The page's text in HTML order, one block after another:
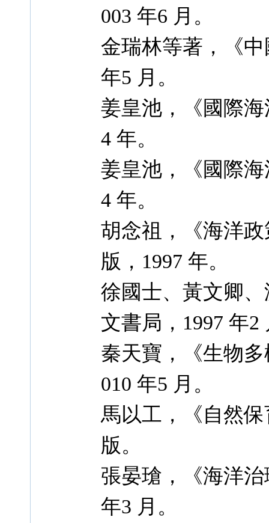
003 年6 月。
金瑞林等著，《
年5 月。
姜皇池，《國際
4 年。
姜皇池，《國際
4 年。
胡念祖，《海洋
版，1997 年。
徐國士、黃文卿
文書局，1997 年2
秦天寶，《生物
010 年5 月。
馬以工，《自然
版。
張晏瑲，《海洋
年3 月。